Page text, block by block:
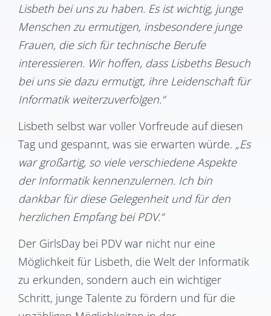
Lisbeth bei uns zu haben. Es ist wichtig, junge
Menschen zu ermutigen, insbesondere junge
Frauen, die sich für technische Berufe
interessieren. Wir hoffen, dass Lisbeths Besuch
bei uns sie dazu ermutigt, ihre Leidenschaft für
Informatik weiterzuverfolgen.“
Lisbeth selbst war voller Vorfreude auf diesen
Tag und gespannt, was sie erwarten würde. „Es
war großartig, so viele verschiedene Aspekte
der Informatik kennenzulernen. Ich bin
dankbar für diese Gelegenheit und für den
herzlichen Empfang bei PDV.“
Der GirlsDay bei PDV war nicht nur eine
Möglichkeit für Lisbeth, die Welt der Informatik
zu erkunden, sondern auch ein wichtiger
Schritt, junge Talente zu fördern und für die